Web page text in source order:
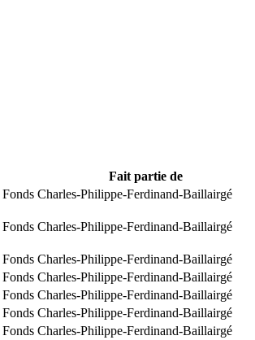
Fait partie de
Fonds Charles-Philippe-Ferdinand-Baillairgé
Fonds Charles-Philippe-Ferdinand-Baillairgé
Fonds Charles-Philippe-Ferdinand-Baillairgé
Fonds Charles-Philippe-Ferdinand-Baillairgé
Fonds Charles-Philippe-Ferdinand-Baillairgé
Fonds Charles-Philippe-Ferdinand-Baillairgé
Fonds Charles-Philippe-Ferdinand-Baillairgé